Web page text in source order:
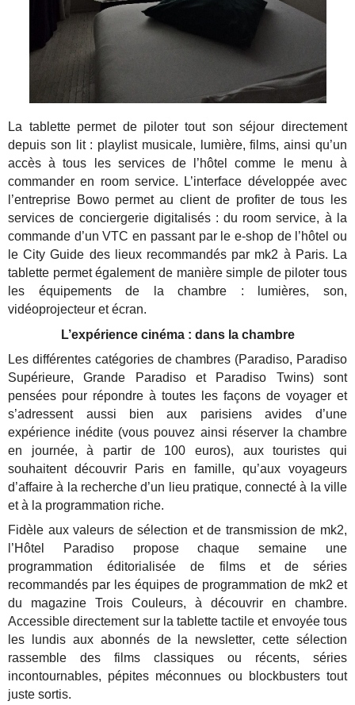
La tablette permet de piloter tout son séjour directement
depuis son lit : playlist musicale, lumière, films, ainsi qu’un
accès à tous les services de l’hôtel comme le menu à
commander en room service. L’interface développée avec
l’entreprise Bowo permet au client de profiter de tous les
services de conciergerie digitalisés : du room service, à la
commande d’un VTC en passant par le e-shop de l’hôtel ou
le City Guide des lieux recommandés par mk2 à Paris. La
tablette permet également de manière simple de piloter tous
les équipements de la chambre : lumières, son,
vidéoprojecteur et écran.
L’expérience cinéma : dans la chambre
Les différentes catégories de chambres (Paradiso, Paradiso
Supérieure, Grande Paradiso et Paradiso Twins) sont
pensées pour répondre à toutes les façons de voyager et
s’adressent aussi bien aux parisiens avides d’une
expérience inédite (vous pouvez ainsi réserver la chambre
en journée, à partir de 100 euros), aux touristes qui
souhaitent découvrir Paris en famille, qu’aux voyageurs
d’affaire à la recherche d’un lieu pratique, connecté à la ville
et à la programmation riche.
Fidèle aux valeurs de sélection et de transmission de mk2,
l’Hôtel Paradiso propose chaque semaine une
programmation éditorialisée de films et de séries
recommandés par les équipes de programmation de mk2 et
du magazine Trois Couleurs, à découvrir en chambre.
Accessible directement sur la tablette tactile et envoyée tous
les lundis aux abonnés de la newsletter, cette sélection
rassemble des films classiques ou récents, séries
incontournables, pépites méconnues ou blockbusters tout
juste sortis.